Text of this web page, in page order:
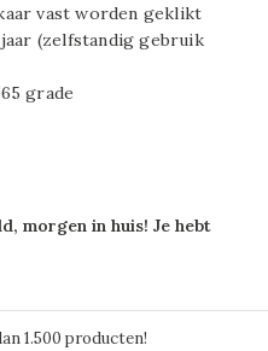
vast worden geklikt
(zelfstandig gebruik
grade
morgen in huis! Je hebt
1.500 producten!